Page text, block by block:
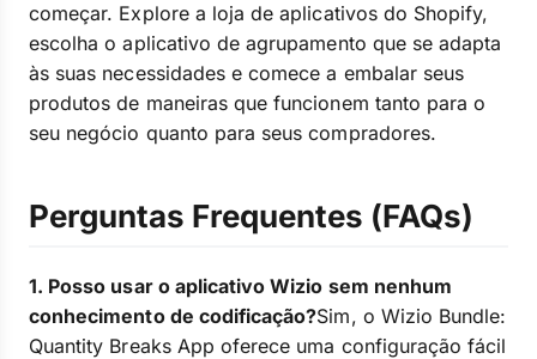
começar. Explore a loja de aplicativos do Shopify,
escolha o aplicativo de agrupamento que se adapta
às suas necessidades e comece a embalar seus
produtos de maneiras que funcionem tanto para o
seu negócio quanto para seus compradores.
Perguntas Frequentes (FAQs)
1. Posso usar o aplicativo Wizio sem nenhum
conhecimento de codificação?Sim, o Wizio Bundle:
Quantity Breaks App oferece uma configuração fácil